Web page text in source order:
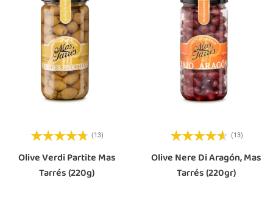
(13)
Olive Verdi Partite Mas
Tarrés (220g)
(13)
Olive Nere Di Aragón, Mas
Tarrés (220gr)